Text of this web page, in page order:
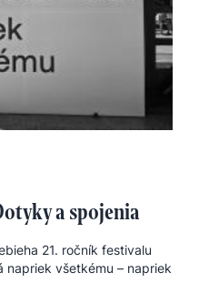
a spojenia
21. ročník festivalu
napriek všetkému – napriek